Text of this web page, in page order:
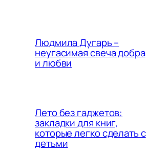
Людмила Дугарь –
неугасимая свеча добра
и любви
Лето без гаджетов:
закладки для книг,
которые легко сделать с
детьми